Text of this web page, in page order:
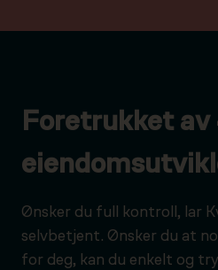
Foretrukket
Ønsker du full kontroll, lar
selvbetjent. Ønsker du at
for deg, kan du enkelt og